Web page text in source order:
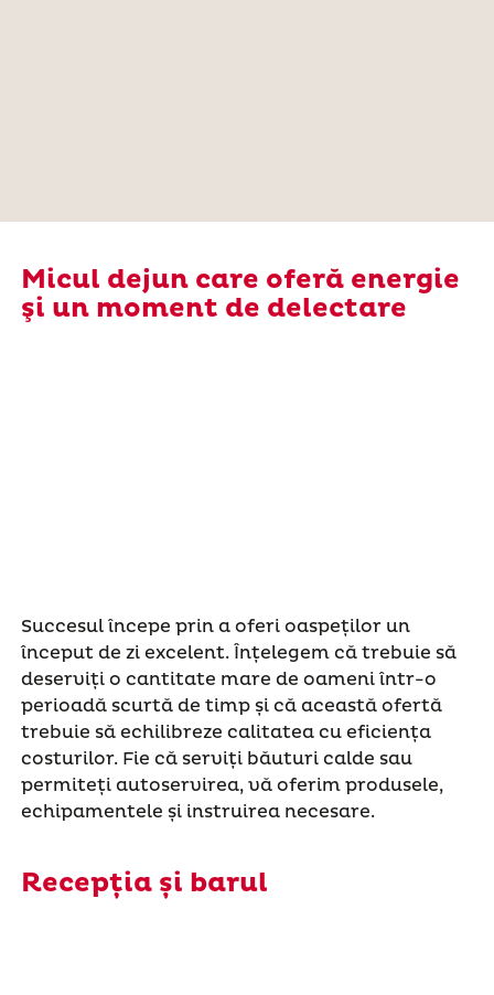
Succesul începe prin a oferi oaspeților un
început de zi excelent. Înțelegem că trebuie să
deserviți o cantitate mare de oameni într-o
perioadă scurtă de timp și că această ofertă
trebuie să echilibreze calitatea cu eficiența
costurilor. Fie că serviți băuturi calde sau
permiteți autoservirea, vă oferim produsele,
echipamentele și instruirea necesare.
Micul dejun care oferă energie
şi un moment de delectare
Recepția și barul